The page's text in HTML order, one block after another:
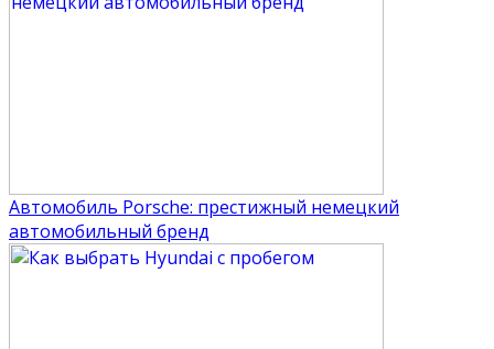
Автомобиль Porsche: престижный немецкий
автомобильный бренд